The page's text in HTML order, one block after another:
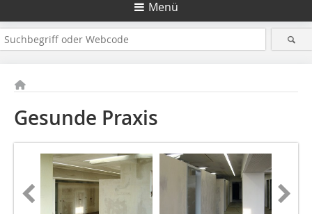
Menü
Gesunde Praxis